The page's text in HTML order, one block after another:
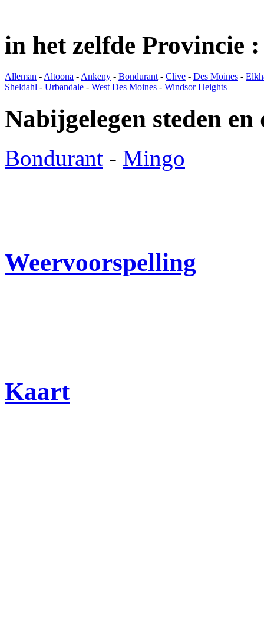
in het zelfde Provincie
Alleman - Altoona - Ankeny - Bondurant - Clive - Des Moines -
Sheldahl - Urbandale - West Des Moines - Windsor Heights
Nabijgelegen steden en
Bondurant - Mingo
Weervoorspelling
Kaart